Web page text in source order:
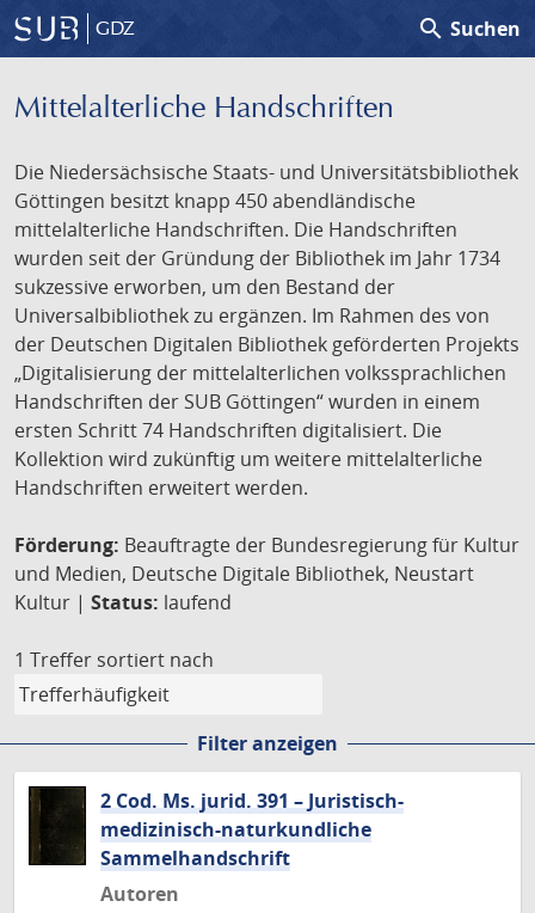
GDZ search Suchen
Mittelalterliche Handschriften
Die Niedersächsische Staats- und Universitätsbibliothek
Göttingen besitzt knapp 450 abendländische
mittelalterliche Handschriften. Die Handschriften
wurden seit der Gründung der Bibliothek im Jahr 1734
sukzessive erworben, um den Bestand der
Universalbibliothek zu ergänzen. Im Rahmen des von
der Deutschen Digitalen Bibliothek geförderten Projekts
„Digitalisierung der mittelalterlichen volkssprachlichen
Handschriften der SUB Göttingen“ wurden in einem
ersten Schritt 74 Handschriften digitalisiert. Die
Kollektion wird zukünftig um weitere mittelalterliche
Handschriften erweitert werden.
Förderung: Beauftragte der Bundesregierung für Kultur
und Medien, Deutsche Digitale Bibliothek, Neustart
Kultur | Status: laufend
1 Treffer sortiert nach
Filter anzeigen
2 Cod. Ms. jurid. 391 – Juristisch-
medizinisch-naturkundliche
Sammelhandschrift
Autoren